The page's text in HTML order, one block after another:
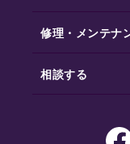
修理・メンテナ
相談する